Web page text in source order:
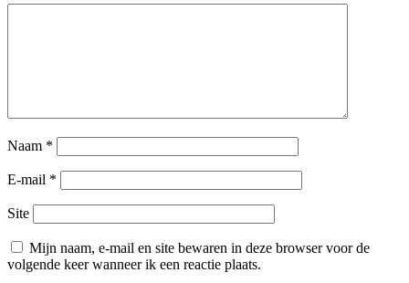
Naam *
E-mail *
Site
Mijn naam, e-mail en site bewaren in deze browser voor de
volgende keer wanneer ik een reactie plaats.